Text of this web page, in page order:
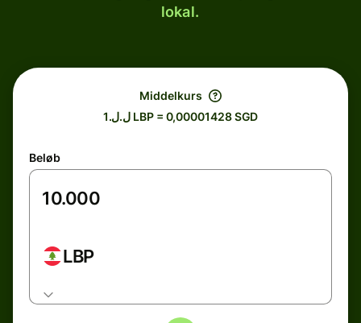
lokal.
Middelkurs
ل.ل.1 LBP = 0,00001428 SGD
Beløb
LBP